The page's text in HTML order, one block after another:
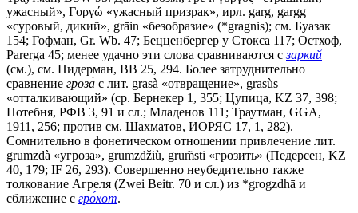
ужасный», Γοργώ «ужасный призрак», ирл. garg, gargg
«суровый, дикий», grāin «безобразие» (*gragnis); см. Буазак
154; Гофман, Gr. Wb. 47; Бецценбергер у Стокса 117; Остхоф,
Parerga 45; менее удачно эти слова сравниваются сзаркий
(см.), см. Нидерман, ВВ 25, 294. Более затруднительно
сравнение гроза́ с лит. grasà «отвращение», grasùs
«отталкивающий» (ср. Бернекер 1, 355; Цупица, KZ 37, 398;
Потебня, РФВ 3, 91 и сл.; Младенов 111; Траутман, GGA,
1911, 256; против см. Шахматов, ИОРЯС 17, 1, 282).
Сомнительно в фонетическом отношении привлечение лит.
grumzdà «угроза», grumzdžiù, grum̃sti «грозить» (Педерсен, KZ
40, 179; IF 26, 293). Совершенно неубедительно также
толкование Агреля (Zwei Beitr. 70 и сл.) из *grogzdhā и
сближение с гро́хот.